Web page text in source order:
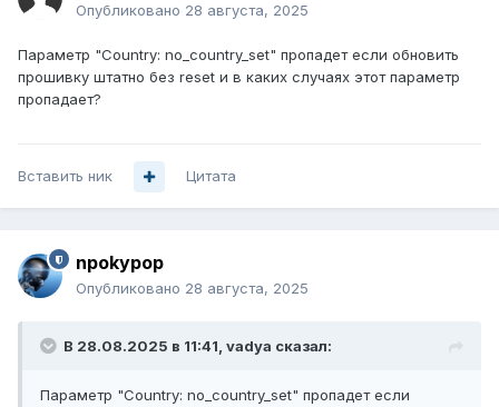
Опубликовано 28 августа, 2025
Параметр "Country: no_country_set" пропадет если обновить
прошивку штатно без reset и в каких случаях этот параметр
пропадает?
Вставить ник Цитата
npokypop
Опубликовано 28 августа, 2025
В 28.08.2025 в 11:41, vadya сказал:
Параметр "Country: no_country_set" пропадет если